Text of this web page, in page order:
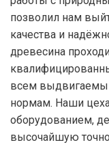
позволил нам
качества и
древесина
всем
нормам. Наши
оборудованием,
высочайшую